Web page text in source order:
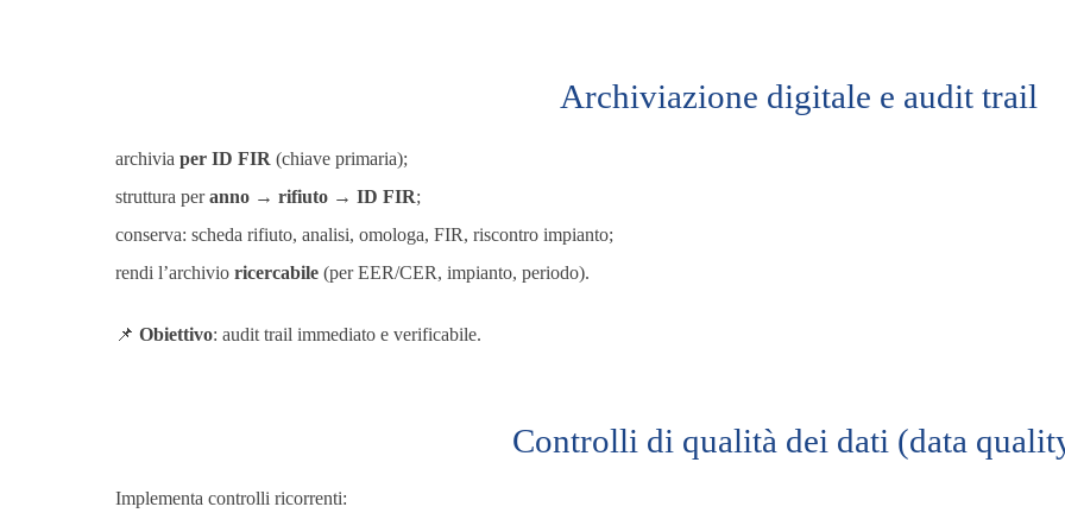
Archiviazione digitale e audit trail
archiviaper ID FIR (chiave primaria);
struttura peranno → rifiuto → ID FIR;
conserva: scheda rifiuto, analisi, omologa, FIR, riscontro impianto;
rendi l’archivioricercabile (per EER/CER, impianto, periodo).
📌Obiettivo: audit trail immediato e verificabile.
Controlli di qualità dei dati (data
Implementa controlli ricorrenti: